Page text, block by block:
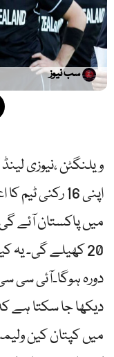
سب نیوز
ویلنگٹن ،نیوزی
اپنی 16 رکنی
میں پاکستان آئے گی
دورہ ہوگا۔آئی
دیکھا جا سکتا ہے
میں کپتان کین